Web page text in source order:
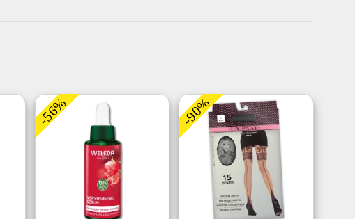
-56% -90%